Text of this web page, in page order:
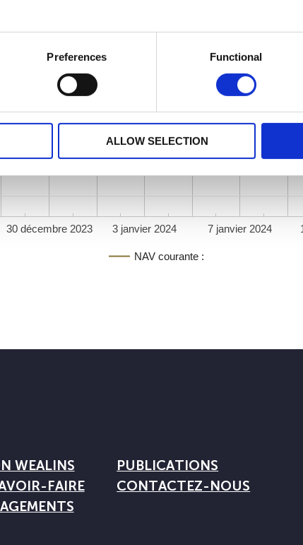
Preferences Functional
ALLOW SELECTION
NAV courante :
30 décembre 2023 3 janvier 2024 7 janvier 2024
WEALINS
FAIRE
PUBLICATIONS
CONTACTEZ-NOUS